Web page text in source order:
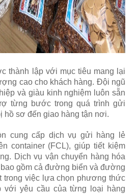
thành lập với mục tiêu mang lại
cao cho khách hàng. Đội ngũ
và giàu kinh nghiệm luôn sẵn
từng bước trong quá trình gửi
hồ sơ đến giao hàng tận nơi.
cung cấp dịch vụ gửi hàng lẻ
container (FCL), giúp tiết kiệm
Dịch vụ vận chuyển hàng hóa
gồm cả đường biển và đường
trong việc lựa chọn phương thức
với yêu cầu của từng loại hàng